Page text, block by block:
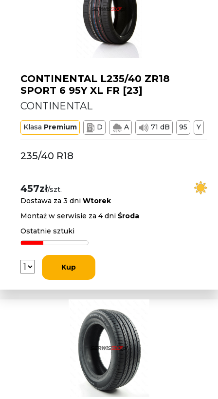
CONTINENTAL L235/40 ZR18
SPORT 6 95Y XL FR [23]
CONTINENTAL
Klasa Premium D A 71 dB 95 Y
235/40 R18
457zł/szt.
Dostawa za 3 dniWtorek
Montaż w serwisie za 4 dniŚroda
Ostatnie sztuki
Kup